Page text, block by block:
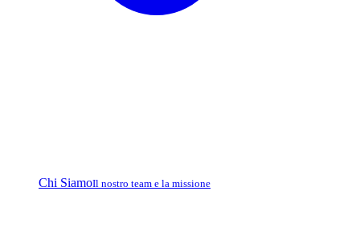
Chi SiamoIl nostro team e la missione